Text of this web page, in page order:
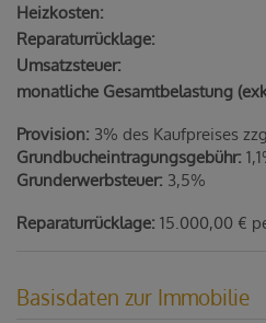
Heizkosten:
Reparaturrücklage:
Umsatzsteuer:
monatliche Gesamtbelastung
Provision: 3% des Kaufpreises
Grundbucheintragungsgebühr:
Grunderwerbsteuer: 3,5%
Reparaturrücklage: 15.000,00 €
Basisdaten zur Immobilie